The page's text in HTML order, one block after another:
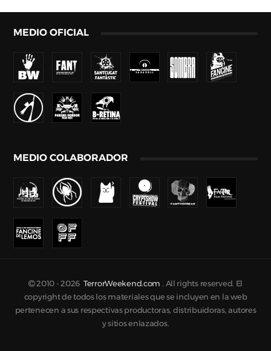
MEDIO OFICIAL
MEDIO COLABORADOR
2010 -2026 TerrorWeekend.com . All rights reserved. El
copyright de todos los materiales que se incluyen en la web
pertenecen a sus respectivas productoras, distribuidoras, autores
y sitios enlazados.